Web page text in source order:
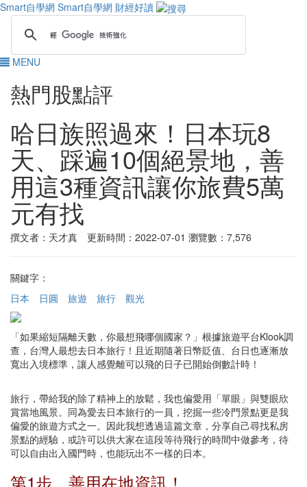
Smart自學網 Smart自學網 財經好讀
MENU
熱門股點評
哈日族照過來！日本玩8
天、踩遍10個絕景地，善
用這3種資訊讓你旅費5萬
元有找
撰文者：天才真 更新時間：2022-07-01 瀏覽數：7,576
關鍵字：
日本
日圓 旅遊 旅行 觀光
「如果縮短隔離天數，你最想飛哪個國家？」根據旅遊平台Klook調
查，台灣人最想去日本旅行！且近期隨著日幣貶值、台日也逐漸放
寬出入境標準，讓人感覺離可以飛的日子已開始倒數計時！
旅行，帶給我的除了精神上的放鬆，我也偏愛用「單眼」與雙眼欣
賞當地風景。同為愛去日本旅行的一員，挖掘一些冷門景點更是我
偏愛的旅遊方式之一。因此我想透過這篇文章，分享自己尋找私房
景點的經驗，或許可以供大家在這段等待飛行的時間中做參考，待
可以自由出入國門時，也能玩出不一樣的日本。
第1步，善用在地資訊！